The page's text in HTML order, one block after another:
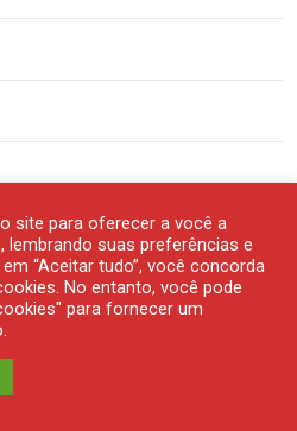
site para oferecer a você a
lembrando suas preferências e
“Aceitar tudo”, você concorda
No entanto, você pode
para fornecer um